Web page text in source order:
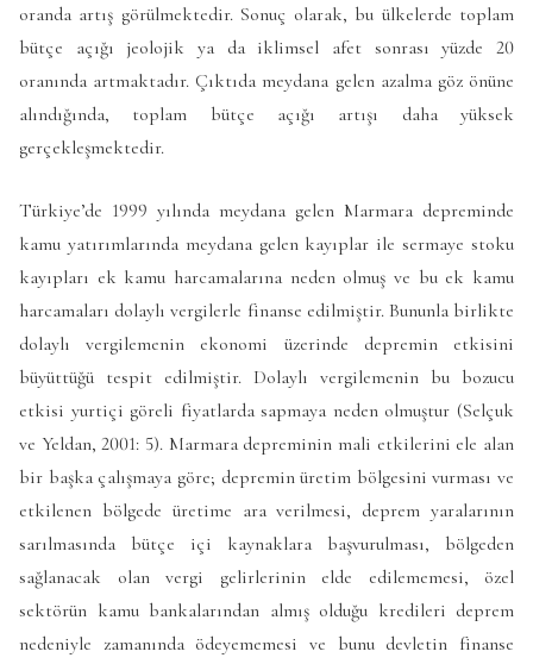
oranda artış görülmektedir. Sonuç olarak, bu ülkelerde toplam
bütçe açığı jeolojik ya da iklimsel afet sonrası yüzde 20
oranında artmaktadır. Çıktıda meydana gelen azalma göz önüne
alındığında, toplam bütçe açığı artışı daha yüksek
gerçekleşmektedir.
Türkiye’de 1999 yılında meydana gelen Marmara depreminde
kamu yatırımlarında meydana gelen kayıplar ile sermaye stoku
kayıpları ek kamu harcamalarına neden olmuş ve bu ek kamu
harcamaları dolaylı vergilerle finanse edilmiştir. Bununla birlikte
dolaylı vergilemenin ekonomi üzerinde depremin etkisini
büyüttüğü tespit edilmiştir. Dolaylı vergilemenin bu bozucu
etkisi yurtiçi göreli fiyatlarda sapmaya neden olmuştur (Selçuk
ve Yeldan, 2001: 5). Marmara depreminin mali etkilerini ele alan
bir başka çalışmaya göre; depremin üretim bölgesini vurması ve
etkilenen bölgede üretime ara verilmesi, deprem yaralarının
sarılmasında bütçe içi kaynaklara başvurulması, bölgeden
sağlanacak olan vergi gelirlerinin elde edilememesi, özel
sektörün kamu bankalarından almış olduğu kredileri deprem
nedeniyle zamanında ödeyememesi ve bunu devletin finanse